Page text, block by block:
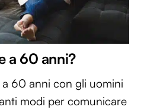
a 60 anni?
60 anni con gli uomini
modi per comunicare